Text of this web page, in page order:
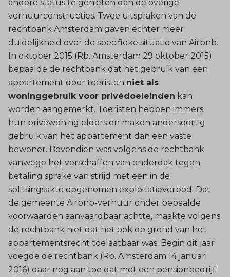
andere status te genieten dan de overige
verhuurconstructies. Twee uitspraken van de
rechtbank Amsterdam gaven echter meer
duidelijkheid over de specifieke situatie van Airbnb.
In oktober 2015 (Rb. Amsterdam 29 oktober 2015)
bepaalde de rechtbank dat het gebruik van een
appartement door toeristen niet als
woninggebruik voor privédoeleinden kan
worden aangemerkt. Toeristen hebben immers
hun privéwoning elders en maken andersoortig
gebruik van het appartement dan een vaste
bewoner. Bovendien was volgens de rechtbank
vanwege het verschaffen van onderdak tegen
betaling sprake van strijd met een in de
splitsingsakte opgenomen exploitatieverbod. Dat
de gemeente Airbnb-verhuur onder bepaalde
voorwaarden aanvaardbaar achtte, maakte volgens
de rechtbank niet dat het ook op grond van het
appartementsrecht toelaatbaar was. Begin dit jaar
voegde de rechtbank (Rb. Amsterdam 14 januari
2016) daar nog aan toe dat met een pensionbedrijf